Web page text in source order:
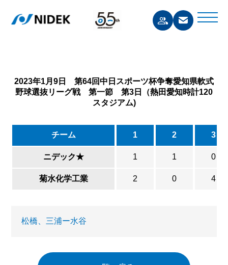
2023年1月9日 第64回中日スポーツ杯争奪愛知県軟式
野球選抜リーグ戦 第一節 第3日（熱田愛知時計120
スタジアム)
チーム 1 2 3
ニデック★ 1 1 0
菊水化学工業 2 0 4
松橋、三浦ー水谷